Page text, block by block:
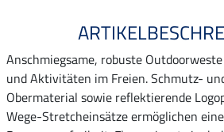
Anschmiegsame, robuste
und Aktivitäten im Freien. Schmutz-
Obermaterial sowie reflektierende
Wege-Stretcheinsätze ermöglichen